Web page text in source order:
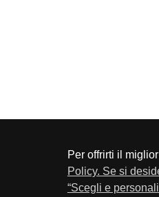
Per offrirti il
Policy. Se si
“Scegli e
Via F.Lippi, 30 25134